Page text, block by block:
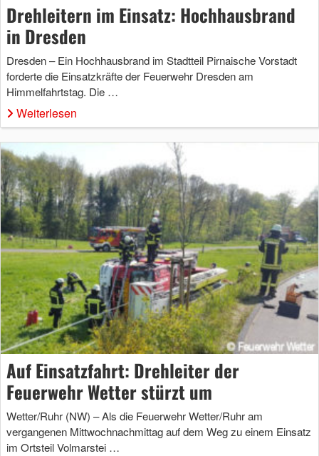
Drehleitern im Einsatz: Hochhausbrand
in Dresden
Dresden – Ein Hochhausbrand im Stadtteil Pirnaische Vorstadt
forderte die Einsatzkräfte der Feuerwehr Dresden am
Himmelfahrtstag. Die …
Weiterlesen
Auf Einsatzfahrt: Drehleiter der
Feuerwehr Wetter stürzt um
Wetter/Ruhr (NW) – Als die Feuerwehr Wetter/Ruhr am
vergangenen Mittwochnachmittag auf dem Weg zu einem Einsatz
im Ortsteil Volmarstei …